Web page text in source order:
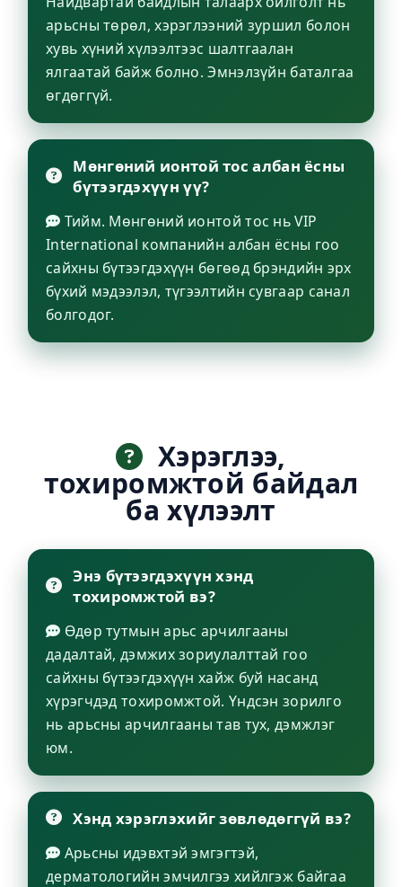
арьсны төрөл, хэрэглээний зуршил болон
хувь хүний хүлээлтээс шалтгаалан
ялгаатай байж болно. Эмнэлзүйн баталгаа
өгдөггүй.
Мөнгөний ионтой тос албан ёсны
бүтээгдэхүүн үү?
Тийм. Мөнгөний ионтой тос нь VIP
International компанийн албан ёсны гоо
сайхны бүтээгдэхүүн бөгөөд брэндийн эрх
бүхий мэдээлэл, түгээлтийн сувгаар санал
болгодог.
Хэрэглээ,
тохиромжтой байдал
ба хүлээлт
Энэ бүтээгдэхүүн хэнд
тохиромжтой вэ?
Өдөр тутмын арьс арчилгааны
дадалтай, дэмжих зориулалттай гоо
сайхны бүтээгдэхүүн хайж буй насанд
хүрэгчдэд тохиромжтой. Үндсэн зорилго
нь арьсны арчилгааны тав тух, дэмжлэг
юм.
Хэнд хэрэглэхийг зөвлөдөггүй вэ?
Арьсны идэвхтэй эмгэгтэй,
дерматологийн эмчилгээ хийлгэж байгаа